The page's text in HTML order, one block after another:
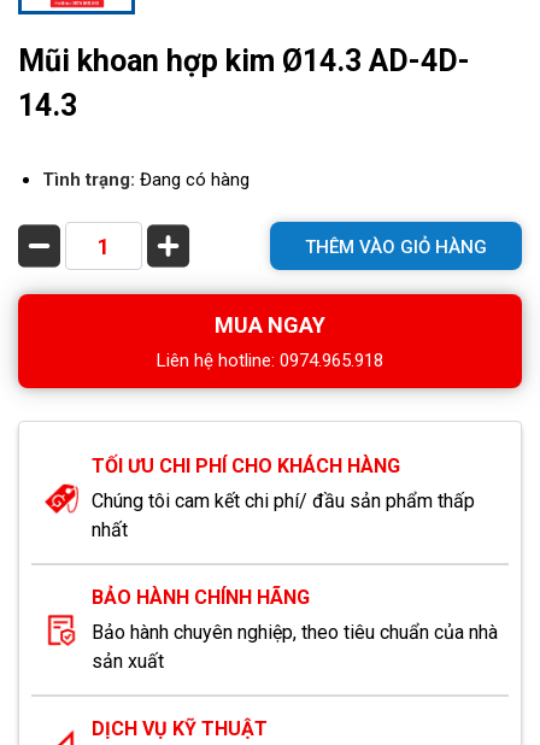
Mũi khoan hợp kim Ø14.3 AD-4D-
14.3
Tình trạng: Đang có hàng
THÊM VÀO GIỎ HÀNG
MUA NGAY
Liên hệ hotline: 0974.965.918
TỐI ƯU CHI PHÍ CHO KHÁCH HÀNG
Chúng tôi cam kết chi phí/ đầu sản phẩm thấp
nhất
BẢO HÀNH CHÍNH HÃNG
Bảo hành chuyên nghiệp, theo tiêu chuẩn của nhà
sản xuất
DỊCH VỤ KỸ THUẬT